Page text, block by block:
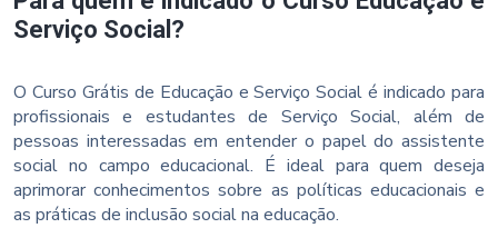
Serviço Social?
O Curso Grátis de Educação e Serviço Social é indicado para
profissionais e estudantes de Serviço Social, além de
pessoas interessadas em entender o papel do assistente
social no campo educacional. É ideal para quem deseja
aprimorar conhecimentos sobre as políticas educacionais e
as práticas de inclusão social na educação.